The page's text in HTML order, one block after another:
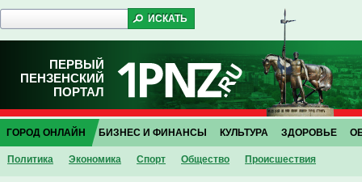
ПЕРВЫЙ
ПЕНЗЕНСКИЙ
ПОРТАЛ
ГОРОД ОНЛАЙН
Политика Экономика Спорт Общество Проиcшествия
БИЗНЕС И ФИНАНСЫ КУЛЬТУРА ЗДОРОВЬЕ